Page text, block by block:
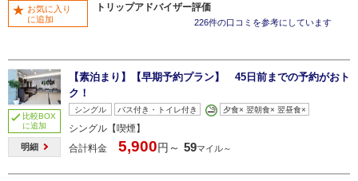
トリップアドバイザー評価
226件の口コミを参考にしています
お気に入り
に追加
比較BOX
に追加
明細
【素泊まり】【早期予約プラン】 45日前までの予約がおト
ク！
シングル バス付き・トイレ付き 夕食× 翌朝食× 翌昼食×
シングル【喫煙】
合計料金
5,900円～ 59マイル～